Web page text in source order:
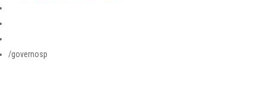
/governosp